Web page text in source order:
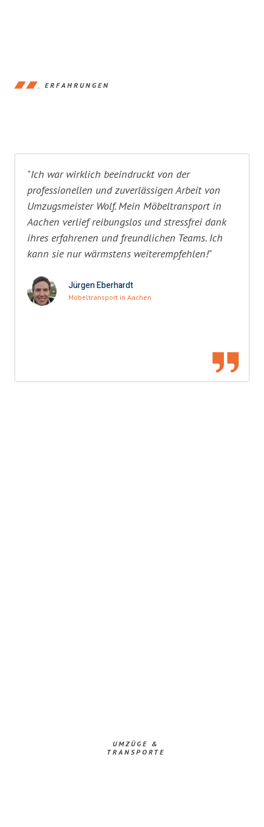
ERFAHRUNGEN
"Ich war wirklich beeindruckt von der
professionellen und zuverlässigen Arbeit von
Umzugsmeister Wolf. Mein Möbeltransport in
Aachen verlief reibungslos und stressfrei dank
ihres erfahrenen und freundlichen Teams. Ich
kann sie nur wärmstens weiterempfehlen!"
Jürgen Eberhardt
Möbeltransport in Aachen
UMZÜGE &
TRANSPORTE